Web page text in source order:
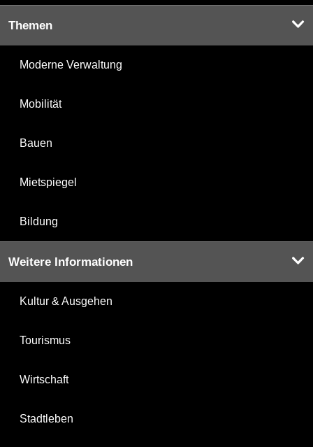
Themen
Moderne Verwaltung
Mobilität
Bauen
Mietspiegel
Bildung
Weitere Informationen
Kultur & Ausgehen
Tourismus
Wirtschaft
Stadtleben